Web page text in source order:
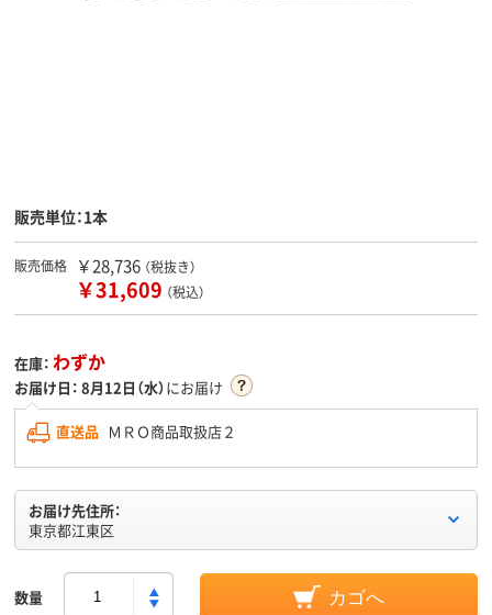
販売単位：1本
販売価格 ￥28,736 （税抜き）
￥31,609 （税込）
在庫： わずか
お届け日： 8月12日（水）にお届け
直送品 ＭＲＯ商品取扱店２
お届け先住所：
東京都江東区
数量 カゴへ